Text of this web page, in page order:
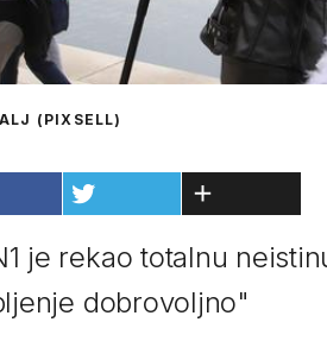
(PIXSELL)
je rekao totalnu
dobrovoljno"